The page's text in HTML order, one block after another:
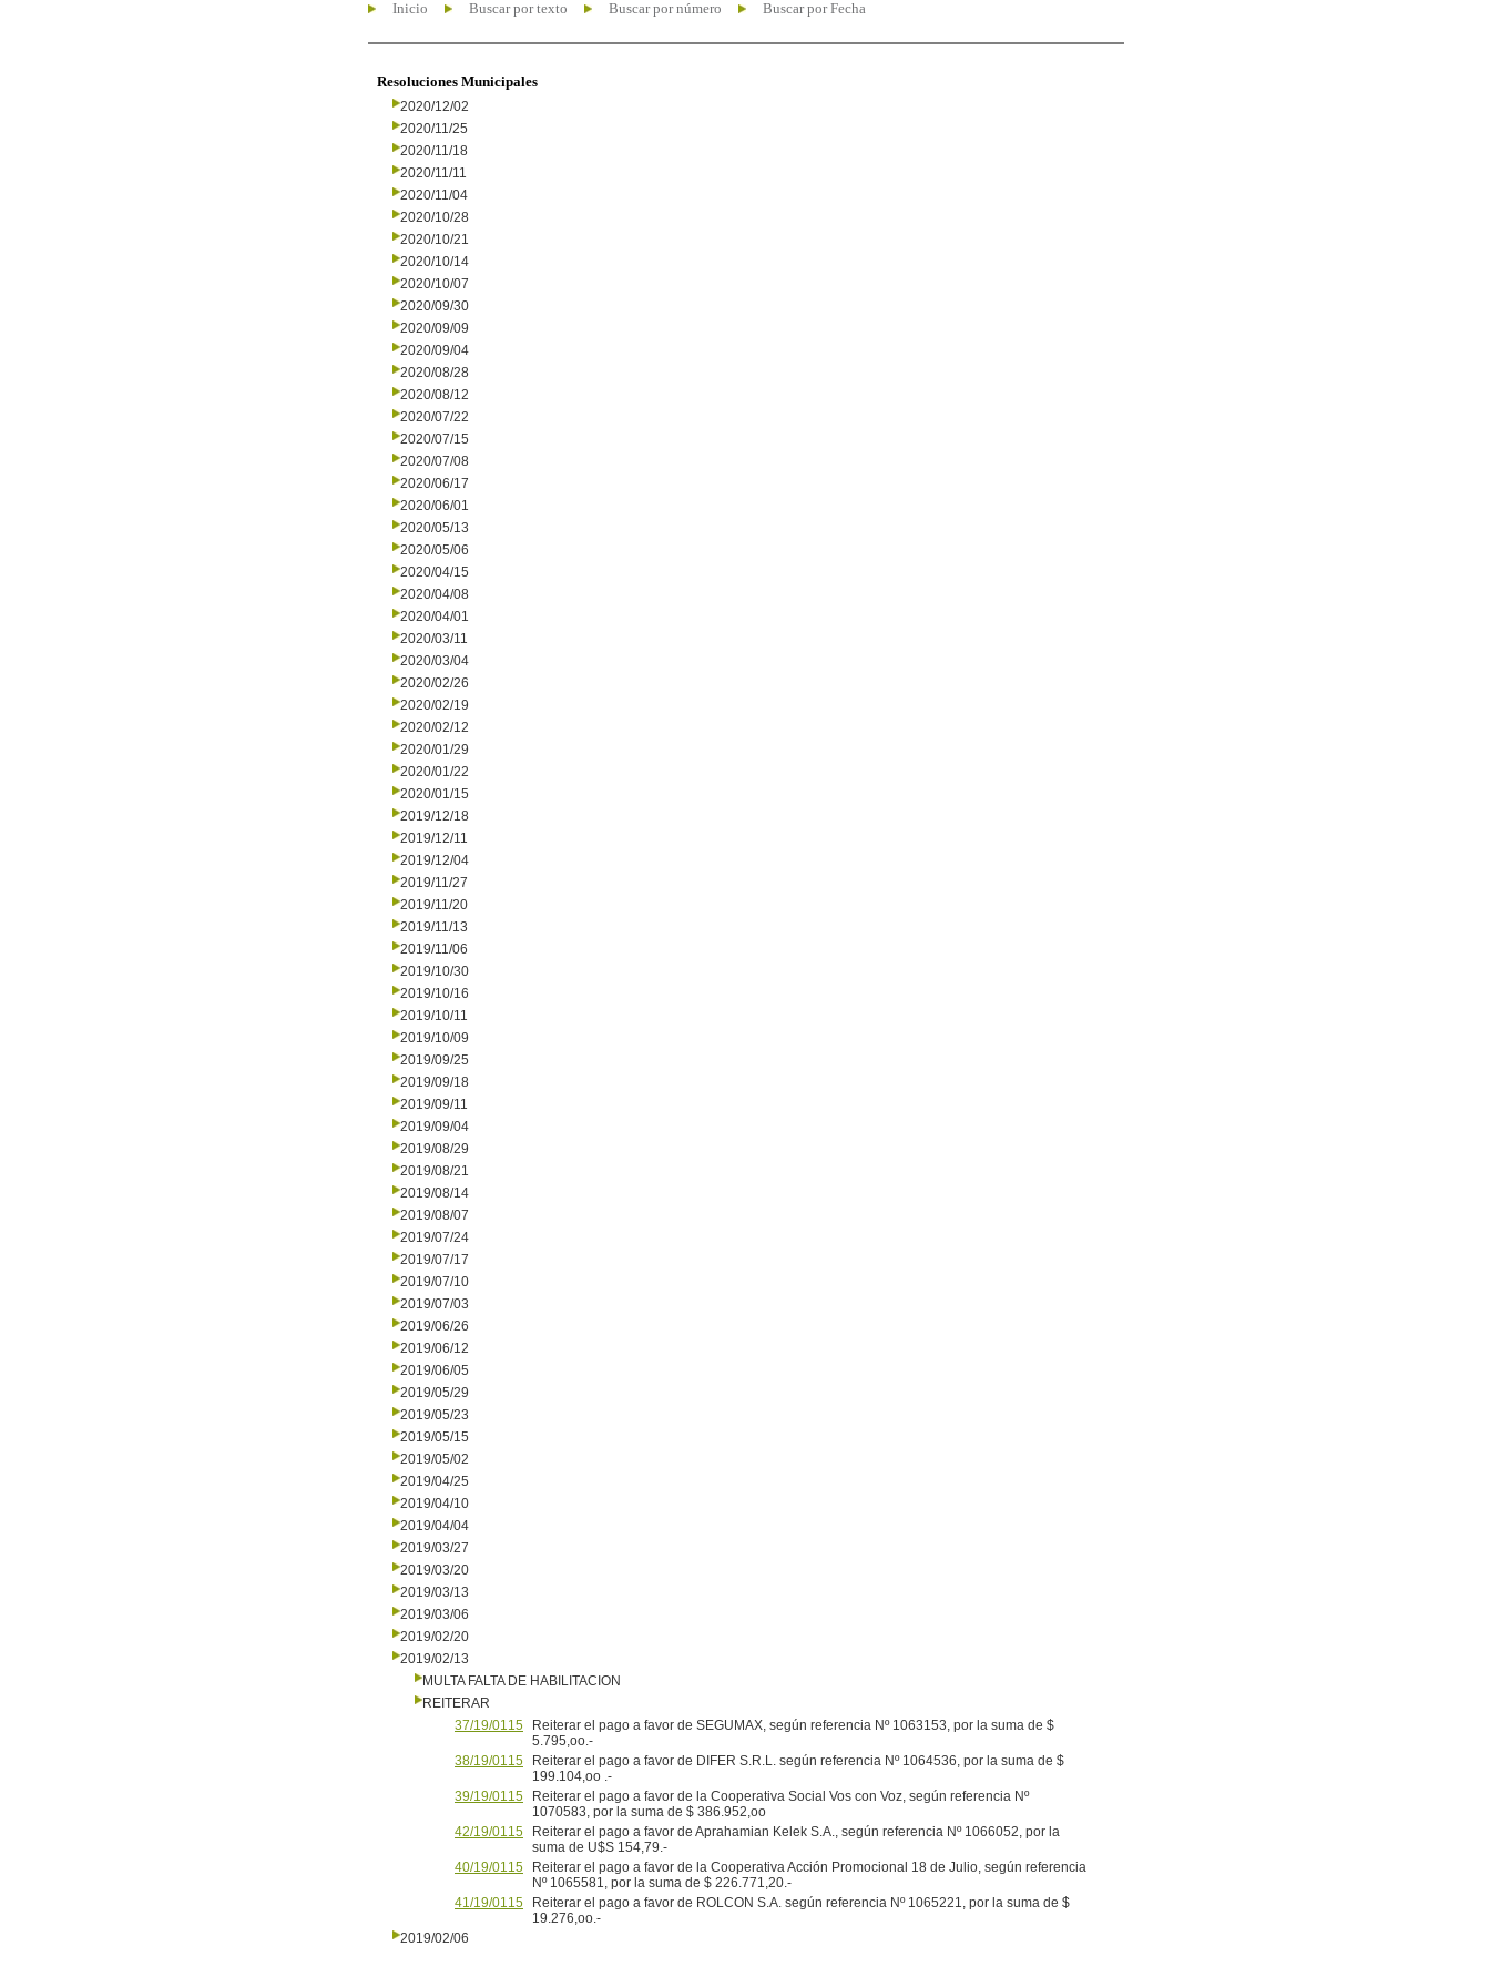
Inicio Buscar por texto Buscar por número Buscar por Fecha
Resoluciones Municipales
2020/12/02
2020/11/25
2020/11/18
2020/11/11
2020/11/04
2020/10/28
2020/10/21
2020/10/14
2020/10/07
2020/09/30
2020/09/09
2020/09/04
2020/08/28
2020/08/12
2020/07/22
2020/07/15
2020/07/08
2020/06/17
2020/06/01
2020/05/13
2020/05/06
2020/04/15
2020/04/08
2020/04/01
2020/03/11
2020/03/04
2020/02/26
2020/02/19
2020/02/12
2020/01/29
2020/01/22
2020/01/15
2019/12/18
2019/12/11
2019/12/04
2019/11/27
2019/11/20
2019/11/13
2019/11/06
2019/10/30
2019/10/16
2019/10/11
2019/10/09
2019/09/25
2019/09/18
2019/09/11
2019/09/04
2019/08/29
2019/08/21
2019/08/14
2019/08/07
2019/07/24
2019/07/17
2019/07/10
2019/07/03
2019/06/26
2019/06/12
2019/06/05
2019/05/29
2019/05/23
2019/05/15
2019/05/02
2019/04/25
2019/04/10
2019/04/04
2019/03/27
2019/03/20
2019/03/13
2019/03/06
2019/02/20
2019/02/13
MULTA FALTA DE HABILITACION
REITERAR
37/19/0115
Reiterar el pago a favor de SEGUMAX, según referencia Nº 1063153, por la suma de $
5.795,oo.-
38/19/0115
Reiterar el pago a favor de DIFER S.R.L. según referencia Nº 1064536, por la suma de $
199.104,oo .-
39/19/0115
Reiterar el pago a favor de la Cooperativa Social Vos con Voz, según referencia Nº
1070583, por la suma de $ 386.952,oo
42/19/0115
Reiterar el pago a favor de Aprahamian Kelek S.A., según referencia Nº 1066052, por la
suma de U$S 154,79.-
40/19/0115
Reiterar el pago a favor de la Cooperativa Acción Promocional 18 de Julio, según referencia
Nº 1065581, por la suma de $ 226.771,20.-
41/19/0115
Reiterar el pago a favor de ROLCON S.A. según referencia Nº 1065221, por la suma de $
19.276,oo.-
2019/02/06